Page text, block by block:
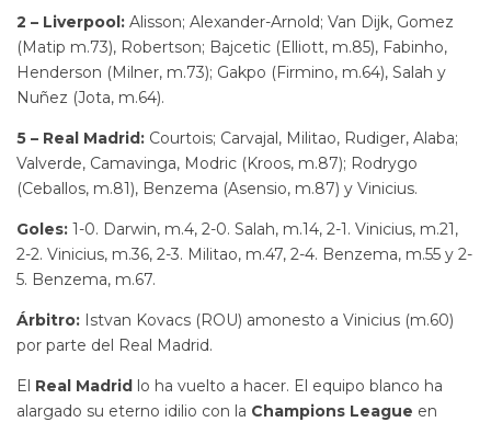
2 – Liverpool: Alisson; Alexander-Arnold; Van Dijk, Gomez
(Matip m.73), Robertson; Bajcetic (Elliott, m.85), Fabinho,
Henderson (Milner, m.73); Gakpo (Firmino, m.64), Salah y
Nuñez (Jota, m.64).
5 – Real Madrid: Courtois; Carvajal, Militao, Rudiger, Alaba;
Valverde, Camavinga, Modric (Kroos, m.87); Rodrygo
(Ceballos, m.81), Benzema (Asensio, m.87) y Vinicius.
Goles: 1-0. Darwin, m.4, 2-0. Salah, m.14, 2-1. Vinicius, m.21,
2-2. Vinicius, m.36, 2-3. Militao, m.47, 2-4. Benzema, m.55 y 2-
5. Benzema, m.67.
Árbitro: Istvan Kovacs (ROU) amonesto a Vinicius (m.60)
por parte del Real Madrid.
El Real Madrid lo ha vuelto a hacer. El equipo blanco ha
alargado su eterno idilio con la Champions League en